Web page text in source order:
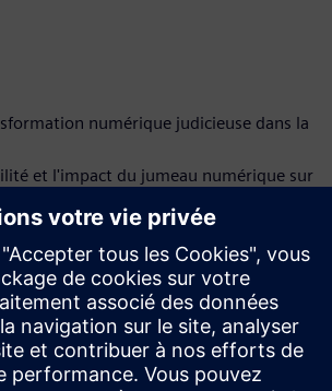
numérique judicieuse dans la
et l'impact du jumeau numérique sur
CALM
numérique continu des informations